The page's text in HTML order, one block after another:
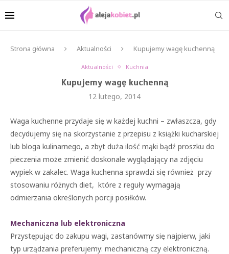
Strona główna Aktualności Kupujemy wagę kuchenną
Aktualności Kuchnia
Kupujemy wagę kuchenną
12 lutego, 2014
Waga kuchenne przydaje się w każdej kuchni – zwłaszcza, gdy
decydujemy się na skorzystanie z przepisu z książki kucharskiej
lub bloga kulinarnego, a zbyt duża ilość mąki bądź proszku do
pieczenia może zmienić doskonale wyglądający na zdjęciu
wypiek w zakalec. Waga kuchenna sprawdzi się również przy
stosowaniu różnych diet, które z reguły wymagają
odmierzania określonych porcji posiłków.
Mechaniczna lub elektroniczna
Przystępując do zakupu wagi, zastanówmy się najpierw, jaki
typ urządzania preferujemy: mechaniczną czy elektroniczną.